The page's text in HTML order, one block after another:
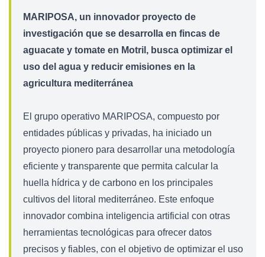
MARIPOSA, un innovador proyecto de
investigación que se desarrolla en fincas de
aguacate y tomate en Motril, busca optimizar el
uso del agua y reducir emisiones en la
agricultura mediterránea
El grupo operativo MARIPOSA, compuesto por
entidades públicas y privadas, ha iniciado un
proyecto pionero para desarrollar una metodología
eficiente y transparente que permita calcular la
huella hídrica y de carbono en los principales
cultivos del litoral mediterráneo. Este enfoque
innovador combina inteligencia artificial con otras
herramientas tecnológicas para ofrecer datos
precisos y fiables, con el objetivo de optimizar el uso